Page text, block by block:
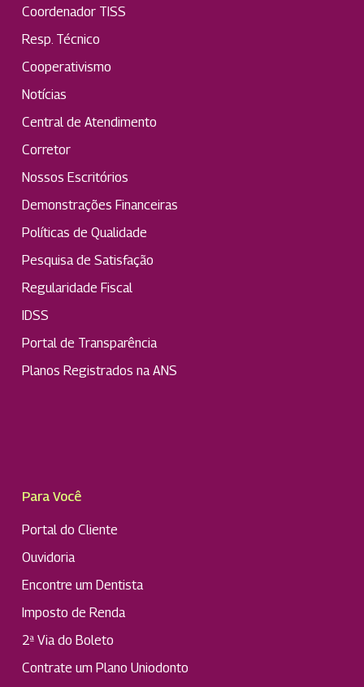
Coordenador TISS
Resp. Técnico
Cooperativismo
Notícias
Central de Atendimento
Corretor
Nossos Escritórios
Demonstrações Financeiras
Políticas de Qualidade
Pesquisa de Satisfação
Regularidade Fiscal
IDSS
Portal de Transparência
Planos Registrados na ANS
Para Você
Portal do Cliente
Ouvidoria
Encontre um Dentista
Imposto de Renda
2ª Via do Boleto
Contrate um Plano Uniodonto